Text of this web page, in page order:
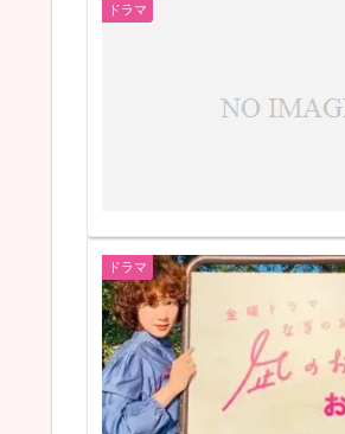
ドラマ
ドラマ